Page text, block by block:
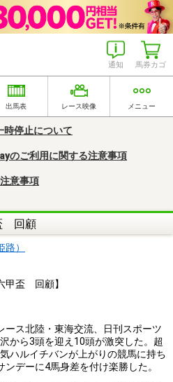
馬券カゴ
通知
出馬表 レース映像 メニュー
時停止について
のご利用に関する注意事項
意事項
回顧
）
甲盃 回顧】
ース北陸・東海交流、日刊スポーツ
から3頭を迎え10頭が激突した。超
ハルイチバンが上がりの競馬に持ち
デーに4馬身差を付け楽勝した。